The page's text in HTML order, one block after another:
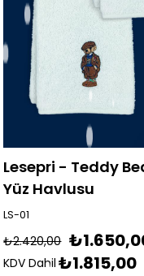
Lesepri - Teddy
Yüz Havlusu
LS-01
₺2.420,00
KDV Dahil ₺1.815,00